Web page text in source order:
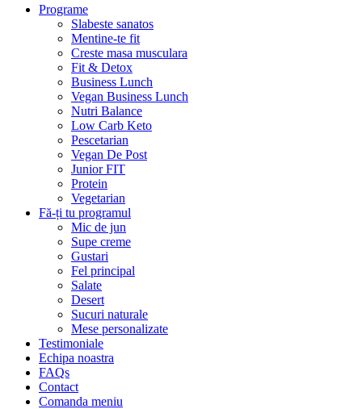
Programe
Slabeste sanatos
Mentine-te fit
Creste masa musculara
Fit & Detox
Business Lunch
Vegan Business Lunch
Nutri Balance
Low Carb Keto
Pescetarian
Vegan De Post
Junior FIT
Protein
Vegetarian
Fă-ți tu programul
Mic de jun
Supe creme
Gustari
Fel principal
Salate
Desert
Sucuri naturale
Mese personalizate
Testimoniale
Echipa noastra
FAQs
Contact
Comanda meniu